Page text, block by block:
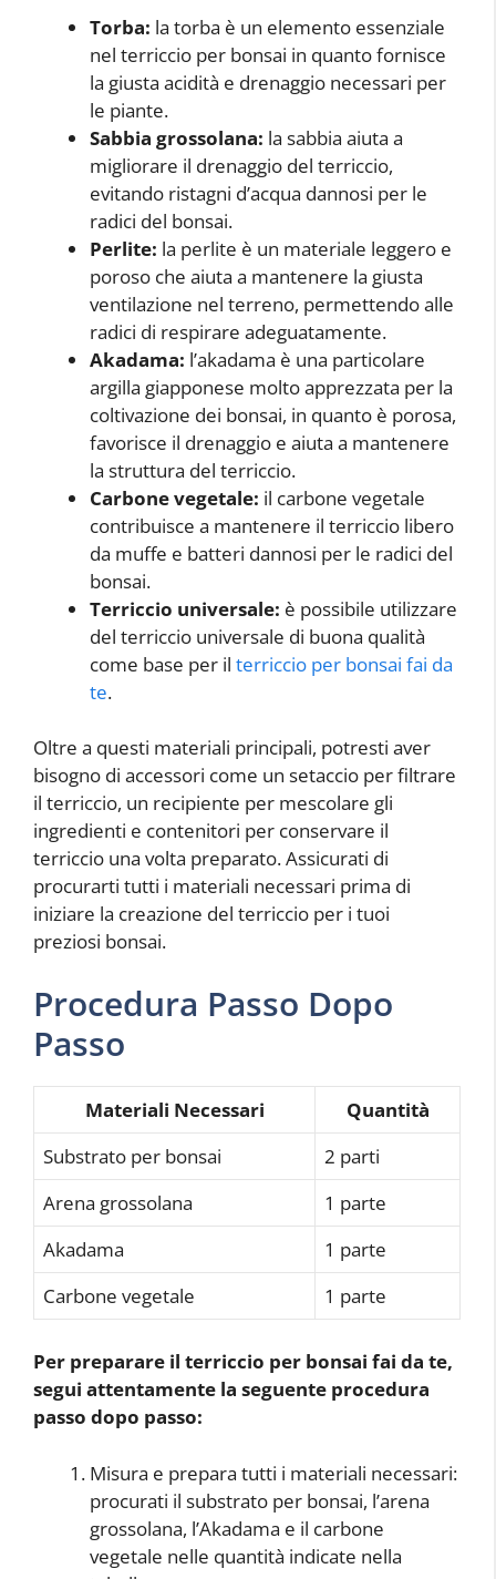
Torba: la torba è un elemento essenziale
nel terriccio per bonsai in quanto fornisce
la giusta acidità e drenaggio necessari per
le piante.
Sabbia grossolana: la sabbia aiuta a
migliorare il drenaggio del terriccio,
evitando ristagni d’acqua dannosi per le
radici del bonsai.
Perlite: la perlite è un materiale leggero e
poroso che aiuta a mantenere la giusta
ventilazione nel terreno, permettendo alle
radici di respirare adeguatamente.
Akadama: l’akadama è una particolare
argilla giapponese molto apprezzata per la
coltivazione dei bonsai, in quanto è porosa,
favorisce il drenaggio e aiuta a mantenere
la struttura del terriccio.
Carbone vegetale: il carbone vegetale
contribuisce a mantenere il terriccio libero
da muffe e batteri dannosi per le radici del
bonsai.
Terriccio universale: è possibile utilizzare
del terriccio universale di buona qualità
come base per il terriccio per bonsai fai da
te.
Oltre a questi materiali principali, potresti aver
bisogno di accessori come un setaccio per filtrare
il terriccio, un recipiente per mescolare gli
ingredienti e contenitori per conservare il
terriccio una volta preparato. Assicurati di
procurarti tutti i materiali necessari prima di
iniziare la creazione del terriccio per i tuoi
preziosi bonsai.
Procedura Passo Dopo
Passo
Materiali Necessari
Quantità
Substrato per bonsai
2 parti
Arena grossolana
1 parte
Akadama
1 parte
Carbone vegetale
1 parte
Per preparare il terriccio per bonsai fai da te,
segui attentamente la seguente procedura
passo dopo passo:
Misura e prepara tutti i materiali necessari:
procurati il substrato per bonsai, l’arena
grossolana, l’Akadama e il carbone
vegetale nelle quantità indicate nella